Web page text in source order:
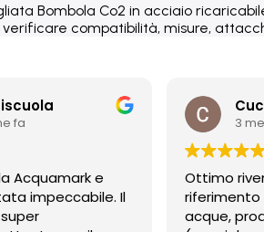
Bombola Co2 in acciaio
verificare compatibilità, misure,
fa
Acquamark e
impeccabile. Il
3
Ottimo
acque,